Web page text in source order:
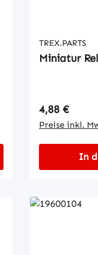
TREX.PARTS
Miniatur
Regulärer
4,88 €
Preise inkl.
In